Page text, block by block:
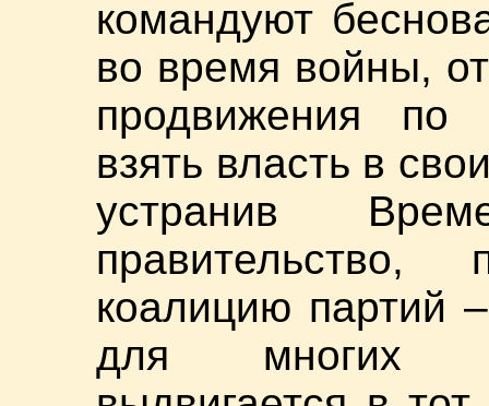
командуют
во время войны,
продвижения по
взять власть в
устранив
правительство,
коалицию партий
для многих